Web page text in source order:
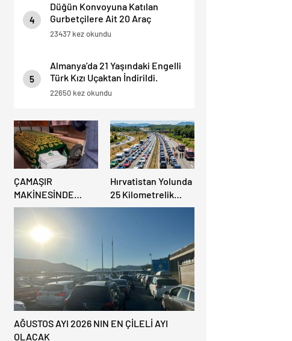
4
Düğün Konvoyuna Katılan
Gurbetçilere Ait 20 Araç
Trafikten Men Edildi.
23437 kez okundu
5
Almanya’da 21 Yaşındaki Engelli
Türk Kızı Uçaktan İndirildi.
Detaylar Haberde.
22650 kez okundu
ÇAMAŞIR
MAKİNESİNDE
BULUNAN BEBEK
CENAZESİ ŞOK ETTİ
Hırvatistan Yolunda
25 Kilometrelik
Trafik Kuyruğu
AĞUSTOS AYI 2026 NIN EN ÇİLELİ AYI
OLACAK